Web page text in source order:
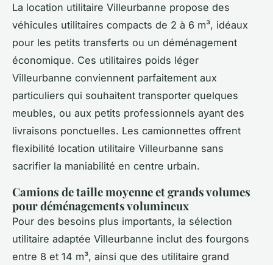
La location utilitaire Villeurbanne propose des
véhicules utilitaires compacts de 2 à 6 m³, idéaux
pour les petits transferts ou un déménagement
économique. Ces utilitaires poids léger
Villeurbanne conviennent parfaitement aux
particuliers qui souhaitent transporter quelques
meubles, ou aux petits professionnels ayant des
livraisons ponctuelles. Les camionnettes offrent
flexibilité location utilitaire Villeurbanne sans
sacrifier la maniabilité en centre urbain.
Camions de taille moyenne et grands volumes
pour déménagements volumineux
Pour des besoins plus importants, la sélection
utilitaire adaptée Villeurbanne inclut des fourgons
entre 8 et 14 m³, ainsi que des utilitaire grand